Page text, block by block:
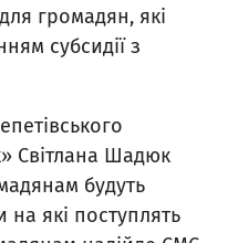
громадян, які
субсидії з
Світлана Шадюк
будуть
на які поступлять